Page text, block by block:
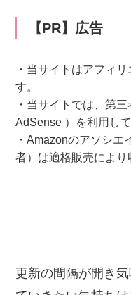
【PR】広告
・当サイトはアフィ
す。
・当サイトでは、第
AdSense ）を利用して
・Amazonのアソシ
者）は適格販売により
更新の間隔が開き